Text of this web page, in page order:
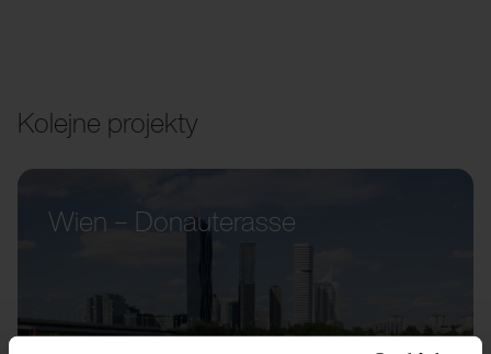
Kolejne projekty
Wien – Donauterasse